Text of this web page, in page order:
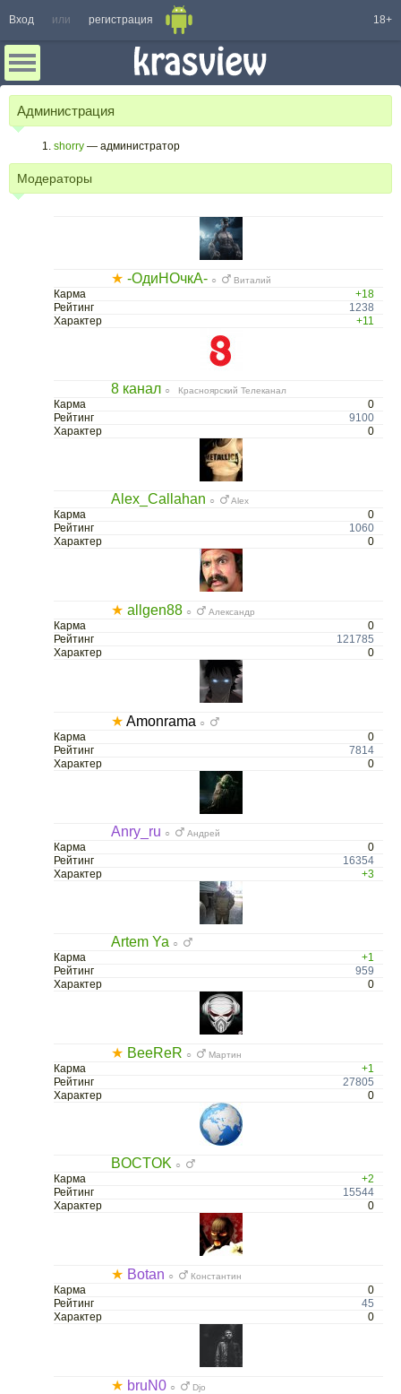
Вход или регистрация 18+
Администрация
shorry — администратор
Модераторы
★ -ОдиНОчкА- ○ Виталий
Карма
+18
Рейтинг
1238
Характер
+11
8 канал ○ Красноярский Телеканал
Карма
0
Рейтинг
9100
Характер
0
Alex_Callahan ○ Alex
Карма
0
Рейтинг
1060
Характер
0
★ allgen88 ○ Александр
Карма
0
Рейтинг
121785
Характер
0
★ Amonrama ○
Карма
0
Рейтинг
7814
Характер
0
Anry_ru ○ Андрей
Карма
0
Рейтинг
16354
Характер
+3
Artem Ya ○
Карма
+1
Рейтинг
959
Характер
0
★ BeeReR ○ Мартин
Карма
+1
Рейтинг
27805
Характер
0
BOCTOK ○
Карма
+2
Рейтинг
15544
Характер
0
★ Botan ○ Константин
Карма
0
Рейтинг
45
Характер
0
★ bruN0 ○ Djo